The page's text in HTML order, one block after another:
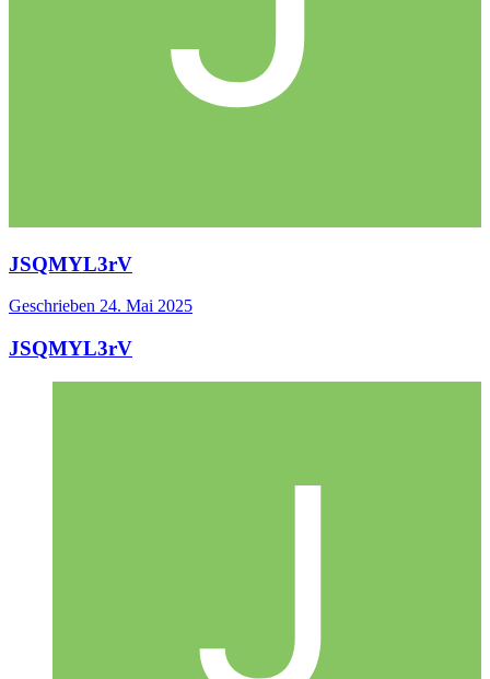
JSQMYL3rV
Geschrieben 24. Mai 2025
JSQMYL3rV